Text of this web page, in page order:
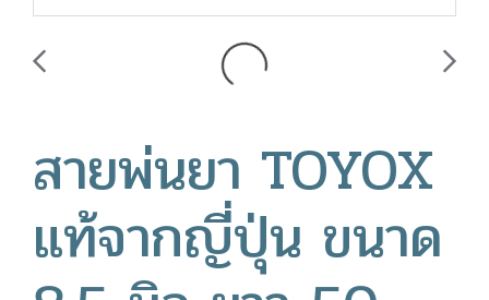
สายพ่นยา TOYOX
แท้จากญี่ปุ่น ขนาด